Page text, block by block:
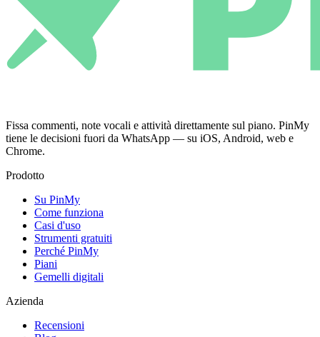
Fissa commenti, note vocali e attività direttamente sul piano. PinMy
tiene le decisioni fuori da WhatsApp — su iOS, Android, web e
Chrome.
Prodotto
Su PinMy
Come funziona
Casi d'uso
Strumenti gratuiti
Perché PinMy
Piani
Gemelli digitali
Azienda
Recensioni